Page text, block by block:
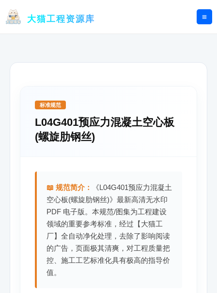
大猫工程资源库
标准规范
L04G401预应力混凝土空心板
(螺旋肋钢丝)
📖 规范简介：
《L04G401预应力混凝土
空心板(螺旋肋钢丝)》最新高清无水印
PDF 电子版。本规范/图集为工程建设
领域的重要参考标准，经过【大猫工
厂】全自动净化处理，去除了影响阅读
的广告，页面极其清爽，对工程质量把
控、施工工艺标准化具有极高的指导价
值。